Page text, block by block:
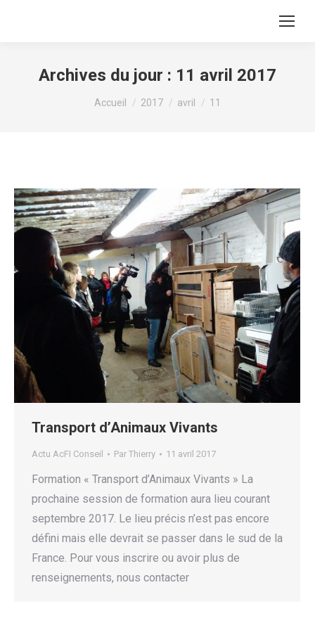
Archives du jour : 11 avril 2017
Vous êtes ici :
Accueil 2017 avril 11
Transport d’Animaux Vivants
Actu AcFI Conseil Par Thierry 11 avril 2017
Formation « Transport d’Animaux Vivants » La
prochaine session de formation aura lieu courant
septembre 2017. Le lieu précis n’est pas encore
défini mais elle devrait se passer dans le sud de la
France. Pour vous inscrire ou avoir plus de
renseignements, nous contacter